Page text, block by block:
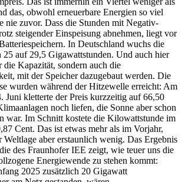
das, obwohl erneuerbare Energien so viel
nie zuvor. Dass die Stunden mit Negativ-
steigender Einspeisung abnehmen, liegt vor
In Deutschland wuchs die
25 auf 29,5 Gigawattstunden. Und auch hier
die Kapazität, sondern auch die
mit der Speicher dazugebaut werden. Die
wurden während der Hitzewelle erreicht: Am
Juni kletterte der Preis kurzzeitig auf 66,50
noch liefen, die Sonne aber schon
war. Im Schnitt kostete die Kilowattstunde im
Cent. Das ist etwas mehr als im Vorjahr,
Weltlage aber erstaunlich wenig. Das Ergebnis
des Fraunhofer IEE zeigt, wie teuer uns die
Energiewende zu stehen kommt:
2025 zusätzlich 20 Gigawatt